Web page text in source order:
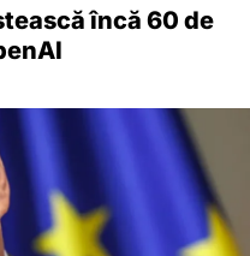
încă 60 de